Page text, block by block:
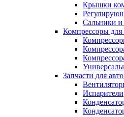
Крышки
Сальники
Компрессоры для
Запчасти для
Испарители